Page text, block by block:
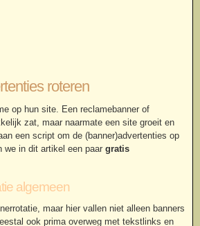
roteren
op hun site. Een reclamebanner of
zat, maar naarmate een site groeit en
een script om de (banner)advertenties op
we in dit artikel een paar gratis
algemeen
maar hier vallen niet alleen banners
ook prima overweg met tekstlinks en